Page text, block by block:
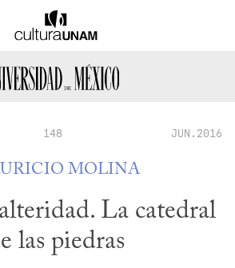
148 JUN.2016
MOLINA
La catedral
las piedras